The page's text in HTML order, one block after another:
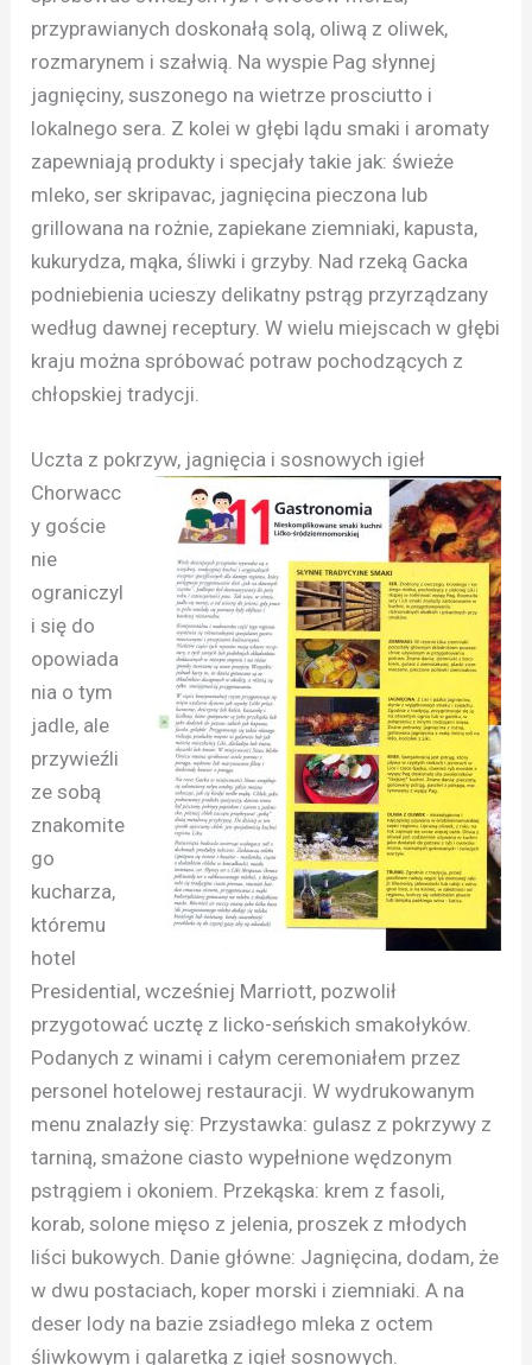
przyprawianych doskonałą solą, oliwą z oliwek,
rozmarynem i szałwią. Na wyspie Pag słynnej
jagnięciny, suszonego na wietrze prosciutto i
lokalnego sera. Z kolei w głębi lądu smaki i aromaty
zapewniają produkty i specjały takie jak: świeże
mleko, ser skripavac, jagnięcina pieczona lub
grillowana na rożnie, zapiekane ziemniaki, kapusta,
kukurydza, mąka, śliwki i grzyby. Nad rzeką Gacka
podniebienia ucieszy delikatny pstrąg przyrządzany
według dawnej receptury. W wielu miejscach w głębi
kraju można spróbować potraw pochodzących z
chłopskiej tradycji.
Uczta z pokrzyw, jagnięcia i sosnowych igieł
Chorwacc
y goście
nie
ograniczyl
i się do
opowiada
nia o tym
jadle, ale
przywieźli
ze sobą
znakomite
go
kucharza,
któremu
hotel
Presidential, wcześniej Marriott, pozwolił
przygotować ucztę z licko-seńskich smakołyków.
Podanych z winami i całym ceremoniałem przez
personel hotelowej restauracji. W wydrukowanym
menu znalazły się: Przystawka: gulasz z pokrzywy z
tarniną, smażone ciasto wypełnione wędzonym
pstrągiem i okoniem. Przekąska: krem z fasoli,
korab, solone mięso z jelenia, proszek z młodych
liści bukowych. Danie główne: Jagnięcina, dodam, że
w dwu postaciach, koper morski i ziemniaki. A na
deser lody na bazie zsiadłego mleka z octem
śliwkowym i galaretką z igieł sosnowych.